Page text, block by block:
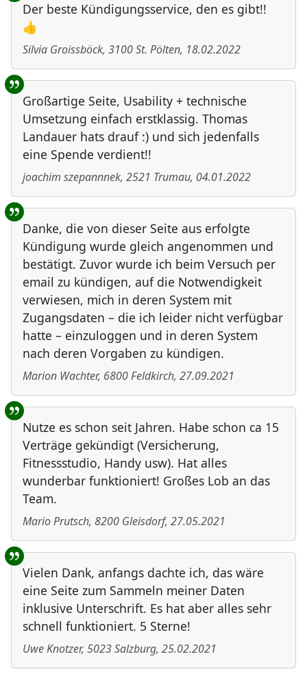
Der beste Kündigungsservice, den es gibt!!
👍
Silvia Groissböck, 3100St. Pölten, 18.02.2022
Großartige Seite, Usability + technische
Umsetzung einfach erstklassig. Thomas
Landauer hats drauf :) und sich jedenfalls
eine Spende verdient!!
joachim szepannnek, 2521 Trumau, 04.01.2022
Danke, die von dieser Seite aus erfolgte
Kündigung wurde gleich angenommen und
bestätigt. Zuvor wurde ich beim Versuch per
email zu kündigen, auf die Notwendigkeit
verwiesen, mich in deren System mit
Zugangsdaten – die ich leider nicht verfügbar
hatte – einzuloggen und in deren System
nach deren Vorgaben zu kündigen.
Marion Wachter, 6800Feldkirch, 27.09.2021
Nutze es schon seit Jahren. Habe schon ca 15
Verträge gekündigt (Versicherung,
Fitnessstudio, Handy usw). Hat alles
wunderbar funktioniert! Großes Lob an das
Team.
Mario Prutsch, 8200 Gleisdorf, 27.05.2021
Vielen Dank, anfangs dachte ich, das wäre
eine Seite zum Sammeln meiner Daten
inklusive Unterschrift. Es hat aber alles sehr
schnell funktioniert. 5 Sterne!
Uwe Knotzer, 5023Salzburg, 25.02.2021